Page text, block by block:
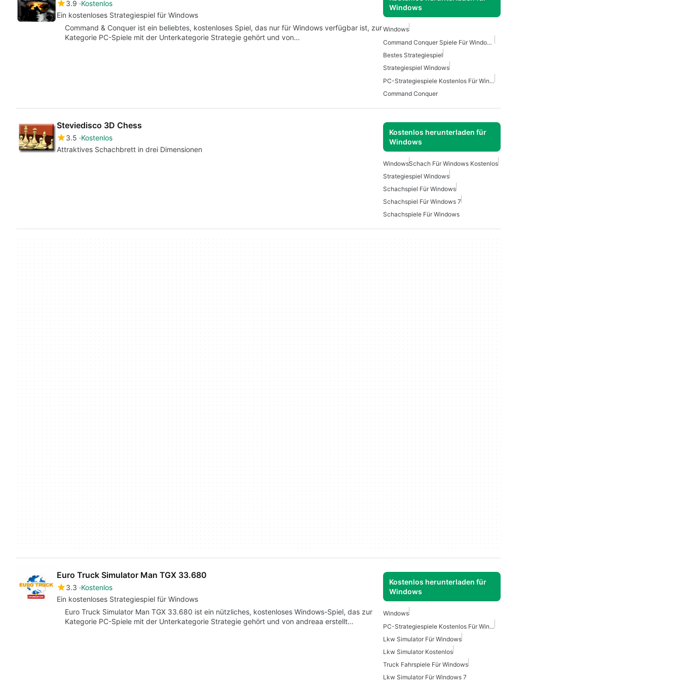
3.9 Kostenlos
Ein kostenloses Strategiespiel für Windows
Windows
Command & Conquer ist ein beliebtes, kostenloses Spiel, das nur für Windows verfügbar ist, zur
Kategorie PC-Spiele mit der Unterkategorie Strategie gehört und von…
Windows
Command Conquer Spiele Für Windows
Bestes Strategiespiel
Strategiespiel Windows
PC-Strategiespiele Kostenlos Für Windows
Command Conquer
Steviedisco 3D Chess
3.5 Kostenlos
Attraktives Schachbrett in drei Dimensionen
Kostenlos herunterladen für
Windows
WindowsSchach Für Windows Kostenlos
Strategiespiel Windows
Schachspiel Für Windows
Schachspiel Für Windows 7
Schachspiele Für Windows
Euro Truck Simulator Man TGX 33.680
3.3 Kostenlos
Ein kostenloses Strategiespiel für Windows
Kostenlos herunterladen für
Windows
Euro Truck Simulator Man TGX 33.680 ist ein nützliches, kostenloses Windows-Spiel, das zur
Kategorie PC-Spiele mit der Unterkategorie Strategie gehört und von andreaa erstellt…
Windows
PC-Strategiespiele Kostenlos Für Windows
Lkw Simulator Für Windows
Lkw Simulator Kostenlos
Truck Fahrspiele Für Windows
Lkw Simulator Für Windows 7